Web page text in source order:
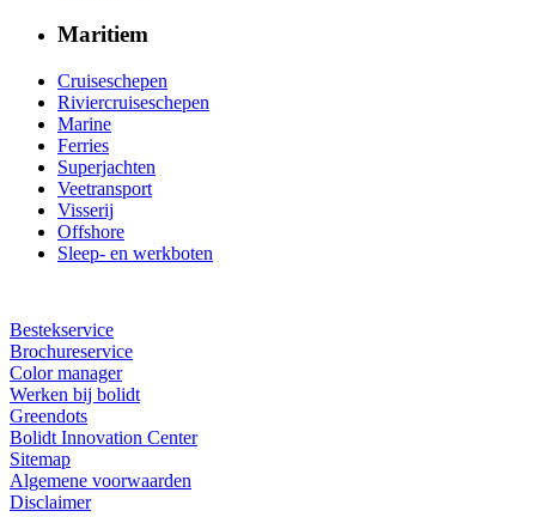
Maritiem
Cruiseschepen
Riviercruiseschepen
Marine
Ferries
Superjachten
Veetransport
Visserij
Offshore
Sleep- en werkboten
Bestekservice
Brochureservice
Color manager
Werken bij bolidt
Greendots
Bolidt Innovation Center
Sitemap
Algemene voorwaarden
Disclaimer